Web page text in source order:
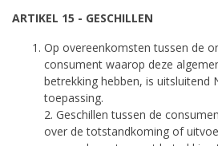
ARTIKEL 15 - GESCHILLEN
Op overeenkomsten tussen de
consument waarop deze
betrekking hebben, is uitsluitend
toepassing.
2. Geschillen tussen de
over de totstandkoming of